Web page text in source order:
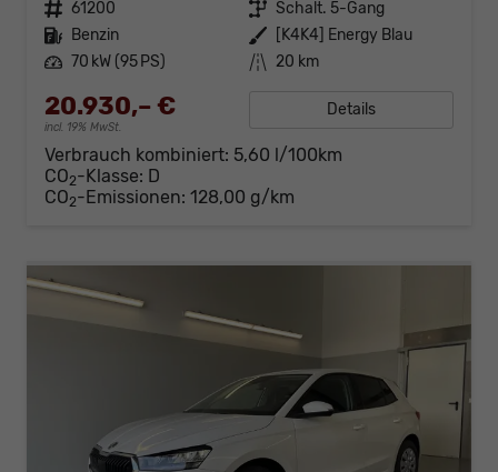
Fahrzeugnr. 61200 Getriebe Schalt. 5-Gang
Kraftstoff Benzin Außenfarbe
[K4K4] Energy Blau
Leistung 70 kW (95 PS) Kilometerstand 20 km
20.930,– €
incl. 19% MwSt.
Details
Verbrauch kombiniert: 5,60 l/100km
CO2-Klasse: D
CO2-Emissionen: 128,00 g/km